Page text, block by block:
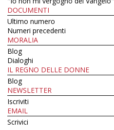
DOCUMENTI
Ultimo numero
Numeri precedenti
MORALIA
Blog
Dialoghi
IL REGNO DELLE DONNE
Blog
NEWSLETTER
Iscriviti
EMAIL
Scrivici